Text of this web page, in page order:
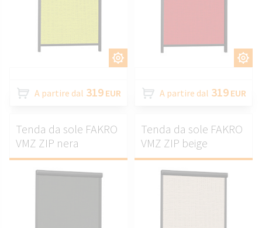
A partire dal 319 EUR A partire dal 319 EUR
Tenda da sole FAKRO
VMZ ZIP nera
Tenda da sole FAKRO
VMZ ZIP beige